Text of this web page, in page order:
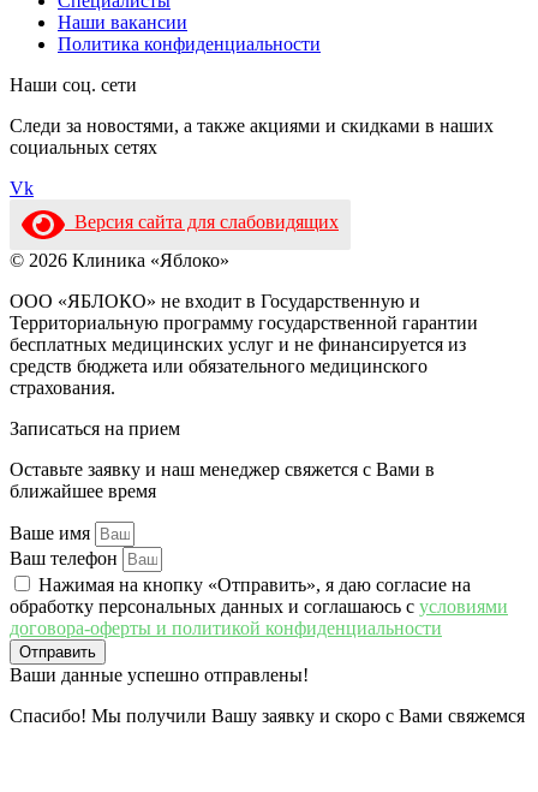
Наши вакансии
Политика конфиденциальности
Наши соц. сети
Следи за новостями, а также акциями и скидками в наших
социальных сетях
Vk
Версия сайта для слабовидящих
© 2026 Клиника «Яблоко»
ООО «ЯБЛОКО» не входит в Государственную и
Территориальную программу государственной гарантии
бесплатных медицинских услуг и не финансируется из
средств бюджета или обязательного медицинского
страхования.
Записаться на прием​
Оставьте заявку и наш менеджер свяжется с Вами в
ближайшее время
Ваше имя
Ваш телефон
Нажимая на кнопку «Отправить», я даю согласие на
обработку персональных данных и соглашаюсь c условиями
договора-оферты и политикой конфиденциальности
Отправить
Ваши данные успешно отправлены!
Спасибо! Мы получили Вашу заявку и скоро с Вами свяжемся